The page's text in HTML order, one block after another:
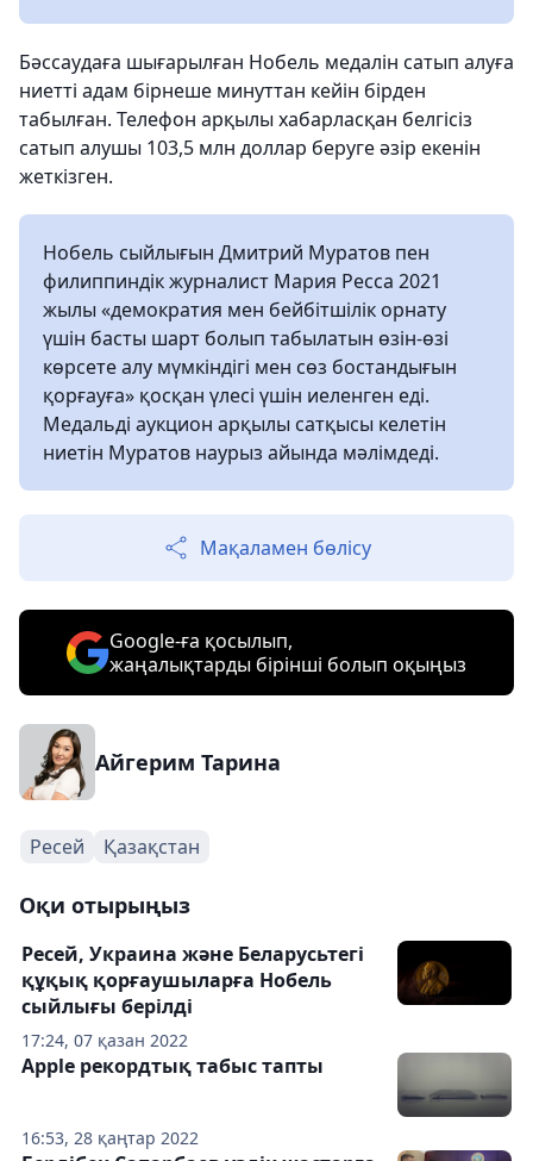
Бәссаудаға шығарылған Нобель медалін сатып алуға
ниетті адам бірнеше минуттан кейін бірден
табылған. Телефон арқылы хабарласқан белгісіз
сатып алушы 103,5 млн доллар беруге әзір екенін
жеткізген.
Нобель сыйлығын Дмитрий Муратов пен
филиппиндік журналист Мария Ресса 2021
жылы «демократия мен бейбітшілік орнату
үшін басты шарт болып табылатын өзін-өзі
көрсете алу мүмкіндігі мен сөз бостандығын
қорғауға» қосқан үлесі үшін иеленген еді.
Медальді аукцион арқылы сатқысы келетін
ниетін Муратов наурыз айында мәлімдеді.
Мақаламен бөлісу
Google-ға қосылып,
жаңалықтарды бірінші болып оқыңыз
Айгерим Тарина
Ресей Қазақстан
Оқи отырыңыз
17:24, 07 қазан 2022
Ресей, Украина және Беларусьтегі
құқық қорғаушыларға Нобель
сыйлығы берілді
16:53, 28 қаңтар 2022
Apple рекордтық табыс тапты